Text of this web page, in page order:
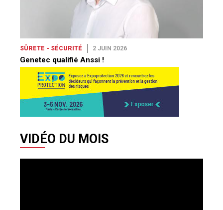
SÛRETE - SÉCURITÉ 2 JUIN 2026
Genetec qualifié Anssi !
VIDÉO DU MOIS